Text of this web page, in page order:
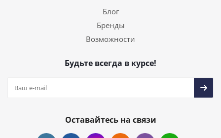
Блог
Бренды
Возможности
Будьте всегда в курсе!
Оставайтесь на связи